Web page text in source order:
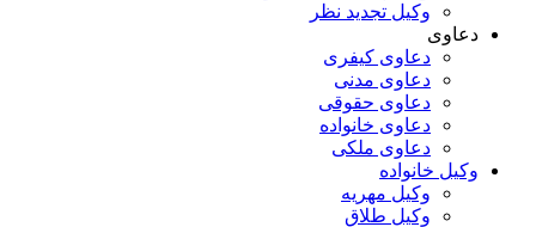
وکیل تجدید نظر
دعاوی
دعاوی کیفری
دعاوی مدنی
دعاوی حقوقی
دعاوی خانواده
دعاوی ملکی
وکیل خانواده
وکیل مهریه
وکیل طلاق